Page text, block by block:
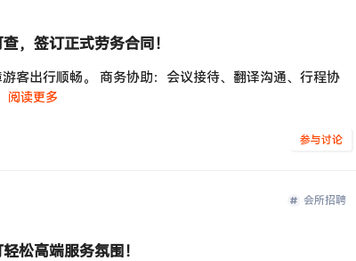
，签订正式劳务合同！
客出行顺畅。 商务协助：会议接待、翻译沟通、行程协
阅读更多
参与讨论
会所招聘
松高端服务氛围！